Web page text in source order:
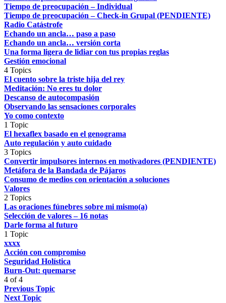
Tiempo de preocupación – Individual
Tiempo de preocupación – Check-in Grupal (PENDIENTE)
Radio Catástrofe
Echando un ancla… paso a paso
Echando un ancla… versión corta
Una forma ligera de lidiar con tus propias reglas
Gestión emocional
4 Topics
El cuento sobre la triste hija del rey
Meditación: No eres tu dolor
Descanso de autocompasión
Observando las sensaciones corporales
Yo como contexto
1 Topic
El hexaflex basado en el genograma
Auto regulación y auto cuidado
3 Topics
Convertir impulsores internos en motivadores (PENDIENTE)
Metáfora de la Bandada de Pájaros
Consumo de medios con orientación a soluciones
Valores
2 Topics
Las oraciones fúnebres sobre mi mismo(a)
Selección de valores – 16 notas
Darle forma al futuro
1 Topic
xxxx
Acción con compromiso
Seguridad Holística
Burn-Out: quemarse
4 of 4
Previous Topic
Next Topic